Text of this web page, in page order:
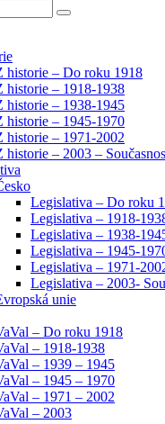
historie – Do roku 1918
historie – 1918-1938
historie – 1938-1945
historie – 1945-1970
historie – 1971-2002
historie – 2003 –
Legislativa – Do roku
Legislativa – 1918-
Legislativa – 1938-
Legislativa – 1945-
Legislativa – 1971-
Legislativa – 2003-
unie
– Do roku 1918
– 1918-1938
– 1939 – 1945
– 1945 – 1970
– 1971 – 2002
– 2003